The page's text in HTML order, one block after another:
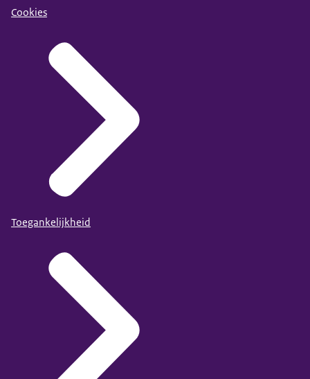
Cookies
Toegankelijkheid